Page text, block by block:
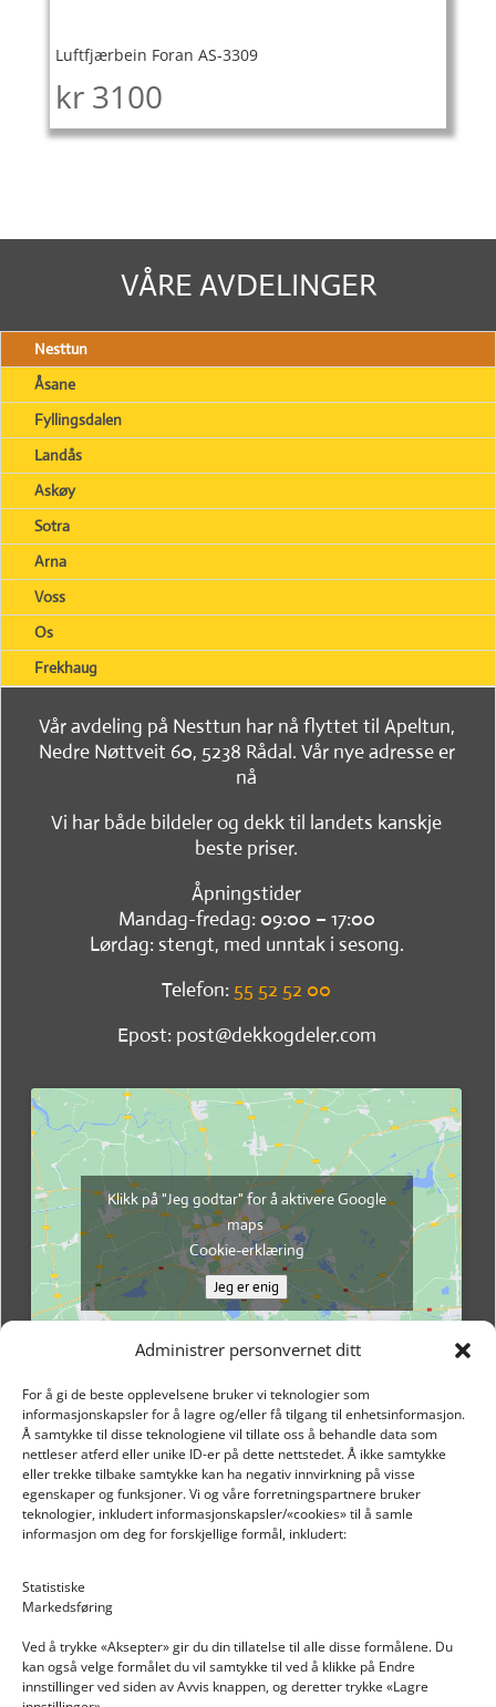
Administrer personvernet ditt
For å gi de beste opplevelsene bruker vi teknologier som
informasjonskapsler for å lagre og/eller få tilgang til enhetsinformasjon.
Å samtykke til disse teknologiene vil tillate oss å behandle data som
nettleser atferd eller unike ID-er på dette nettstedet. Å ikke samtykke
eller trekke tilbake samtykke kan ha negativ innvirkning på visse
egenskaper og funksjoner. Vi og våre forretningspartnere bruker
teknologier, inkludert informasjonskapsler/«cookies» til å samle
informasjon om deg for forskjellige formål, inkludert:
Statistiske
Markedsføring
Ved å trykke «Aksepter» gir du din tillatelse til alle disse formålene. Du
kan også velge formålet du vil samtykke til ved å klikke på Endre
innstillinger ved siden av Avvis knappen, og deretter trykke «Lagre
Luftfjærbein Foran AS-3309
kr 3100
VÅRE AVDELINGER
Nesttun
Åsane
Fyllingsdalen
Landås
Askøy
Sotra
Arna
Voss
Os
Frekhaug
Vår avdeling på Nesttun har nå flyttet til Apeltun,
Nedre Nøttveit 60, 5238 Rådal. Vår nye adresse er
nå
Vi har både bildeler og dekk til landets kanskje
beste priser.
Åpningstider
Mandag-fredag: 09:00 – 17:00
Lørdag: stengt, med unntak i sesong.
Telefon: 55 52 52 00
Epost: post@dekkogdeler.com
Klikk på "Jeg godtar" for å aktivere Google
maps
Cookie-erklæring
Jeg er enig